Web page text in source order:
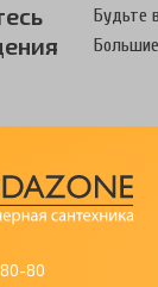
Будьте
80